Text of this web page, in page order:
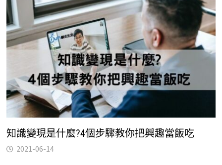
知識變現是什麼?4個步驟教你把興趣當飯吃
2021-06-14